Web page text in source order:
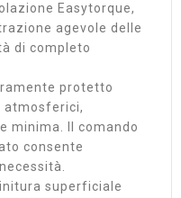
Easytorque,
agevole delle
di completo
protetto
atmosferici,
minima. Il comando
consente
superficiale